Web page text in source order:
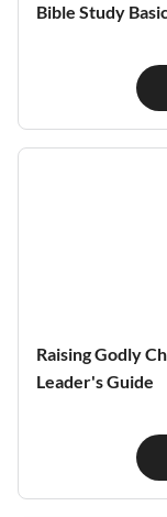
Bible Study
Raising Godly
Leader's Guide